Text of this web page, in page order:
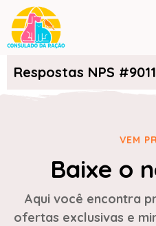
Respostas NPS #9011
VEM
Baixe o
Aqui você encontra
ofertas exclusivas e